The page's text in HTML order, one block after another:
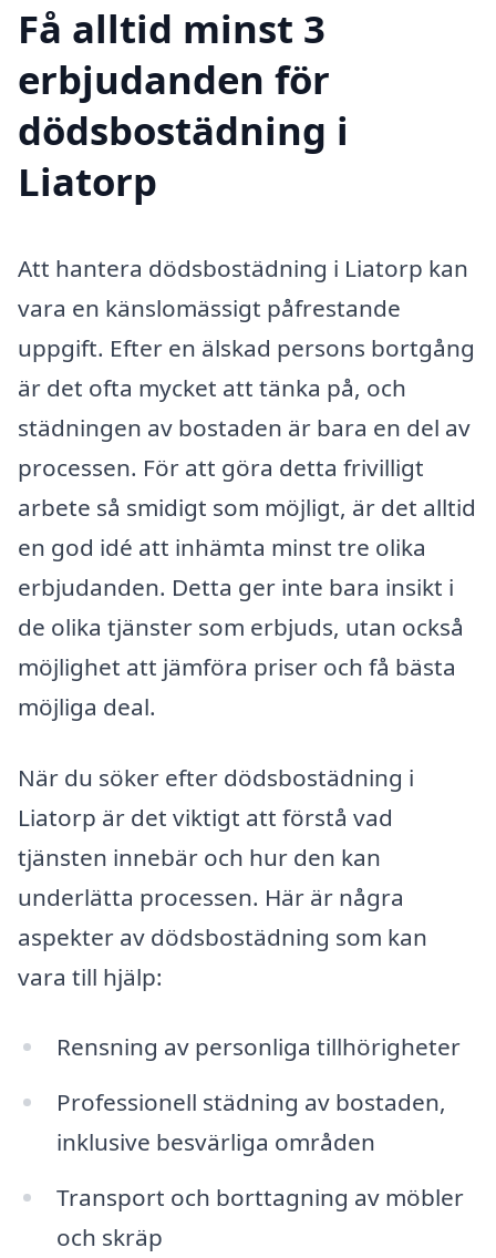
Få alltid minst 3
erbjudanden för
dödsbostädning i
Liatorp
Att hantera dödsbostädning i Liatorp kan
vara en känslomässigt påfrestande
uppgift. Efter en älskad persons bortgång
är det ofta mycket att tänka på, och
städningen av bostaden är bara en del av
processen. För att göra detta frivilligt
arbete så smidigt som möjligt, är det alltid
en god idé att inhämta minst tre olika
erbjudanden. Detta ger inte bara insikt i
de olika tjänster som erbjuds, utan också
möjlighet att jämföra priser och få bästa
möjliga deal.
När du söker efter dödsbostädning i
Liatorp är det viktigt att förstå vad
tjänsten innebär och hur den kan
underlätta processen. Här är några
aspekter av dödsbostädning som kan
vara till hjälp:
Rensning av personliga tillhörigheter
Professionell städning av bostaden,
inklusive besvärliga områden
Transport och borttagning av möbler
och skräp